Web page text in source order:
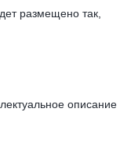
размещено так,
описание